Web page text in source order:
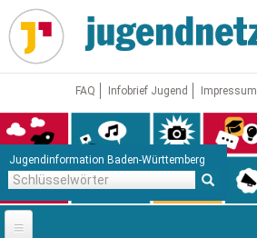
Direkt
zum
Inhalt
FAQ Infobrief Jugend Impressum
Jugendinformation Baden-Württemberg